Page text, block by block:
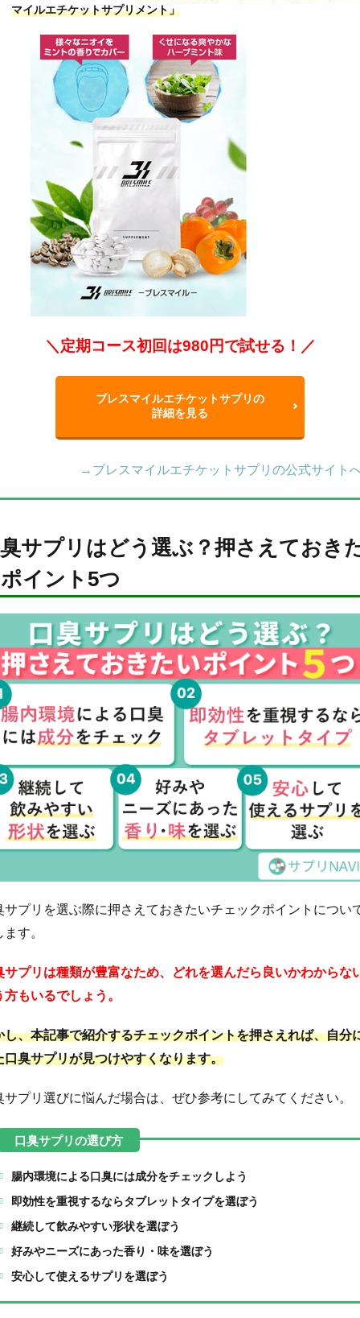
マイルエチケットサプリメント」
＼定期コース初回は980円で試せる！／
ブレスマイルエチケットサプリの
詳細を見る
→ブレスマイルエチケットサプリの公式サイト
サプリはどう選ぶ？押さえておき
イント5つ
サプリを選ぶ際に押さえておきたいチェックポイントについ
す。
サプリは種類が豊富なため、どれを選んだら良いかわからな
方もいるでしょう。
し、本記事で紹介するチェックポイントを押さえれば、自分
口臭サプリが見つけやすくなります。
サプリ選びに悩んだ場合は、ぜひ参考にしてみてください。
腸内環境による口臭には成分をチェックしよう
即効性を重視するならタブレットタイプを選ぼう
継続して飲みやすい形状を選ぼう
好みやニーズにあった香り・味を選ぼう
安心して使えるサプリを選ぼう